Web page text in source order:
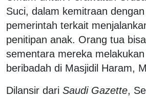
Suci, dalam kemitraan
pemerintah terkait
penitipan anak. Orang tua
sementara mereka
beribadah di Masjidil Haram,
Dilansir dari Saudi Gazette,